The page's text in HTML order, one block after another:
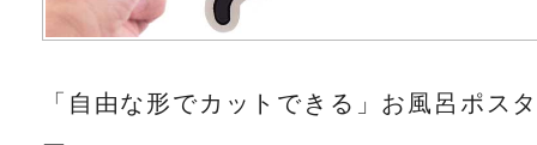
「自由な形でカットできる」お風呂ポス